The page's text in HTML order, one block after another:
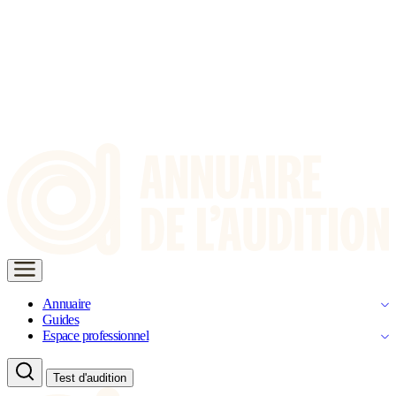
Annuaire
Guides
Espace professionnel
Test d'audition